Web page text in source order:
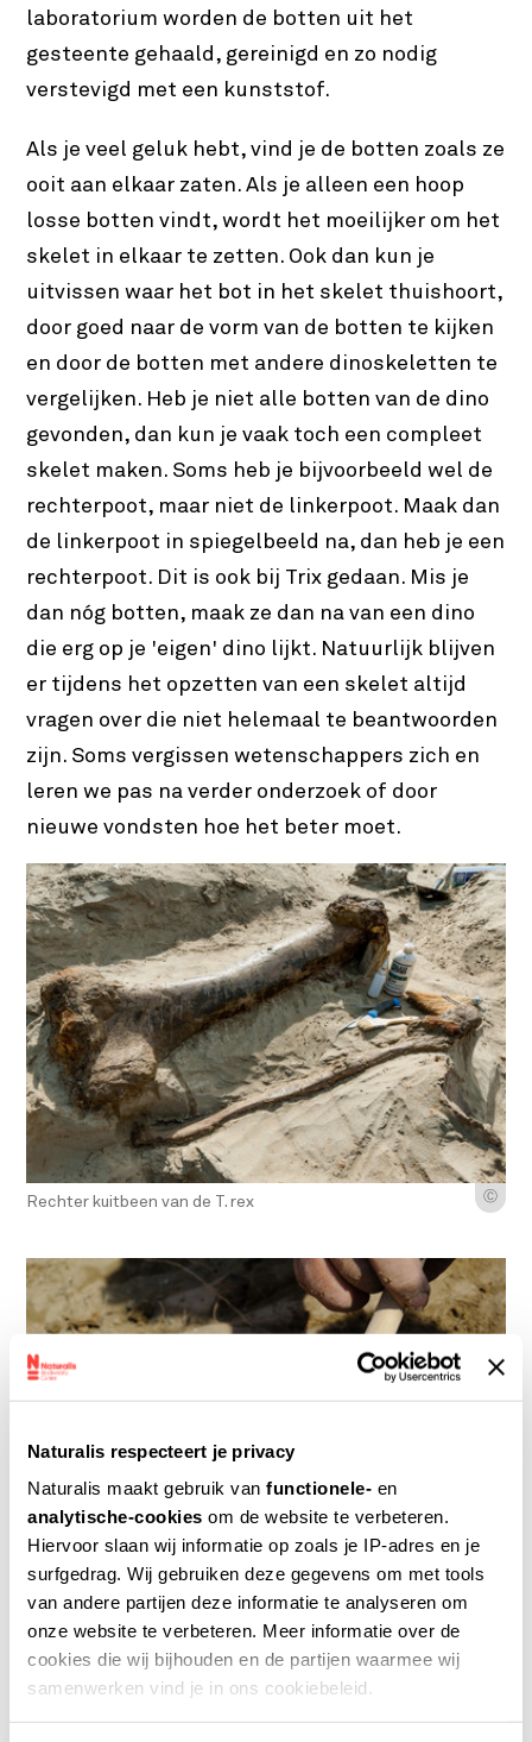
Naturalis respecteert je privacy
Naturalis maakt gebruik van functionele- en
analytische-cookies om de website te verbeteren.
Hiervoor slaan wij informatie op zoals je IP-adres en je
surfgedrag. Wij gebruiken deze gegevens om met tools
van andere partijen deze informatie te analyseren om
onze website te verbeteren. Meer informatie over de
cookies die wij bijhouden en de partijen waarmee wij
samenwerken vind je in ons cookiebeleid.
laboratorium worden de botten uit het
gesteente gehaald, gereinigd en zo nodig
verstevigd met een kunststof.
Als je veel geluk hebt, vind je de botten zoals ze
ooit aan elkaar zaten. Als je alleen een hoop
losse botten vindt, wordt het moeilijker om het
skelet in elkaar te zetten. Ook dan kun je
uitvissen waar het bot in het skelet thuishoort,
door goed naar de vorm van de botten te kijken
en door de botten met andere dinoskeletten te
vergelijken. Heb je niet alle botten van de dino
gevonden, dan kun je vaak toch een compleet
skelet maken. Soms heb je bijvoorbeeld wel de
rechterpoot, maar niet de linkerpoot. Maak dan
de linkerpoot in spiegelbeeld na, dan heb je een
rechterpoot. Dit is ook bij Trix gedaan. Mis je
dan nóg botten, maak ze dan na van een dino
die erg op je 'eigen' dino lijkt. Natuurlijk blijven
er tijdens het opzetten van een skelet altijd
vragen over die niet helemaal te beantwoorden
zijn. Soms vergissen wetenschappers zich en
leren we pas na verder onderzoek of door
nieuwe vondsten hoe het beter moet.
Ⓒ
Rechter kuitbeen van de T. rex
Soms is het priegelwerk: zand verwijderen met een kwast
Leuk die botten, maar hoe zag de dino
er echt uit?